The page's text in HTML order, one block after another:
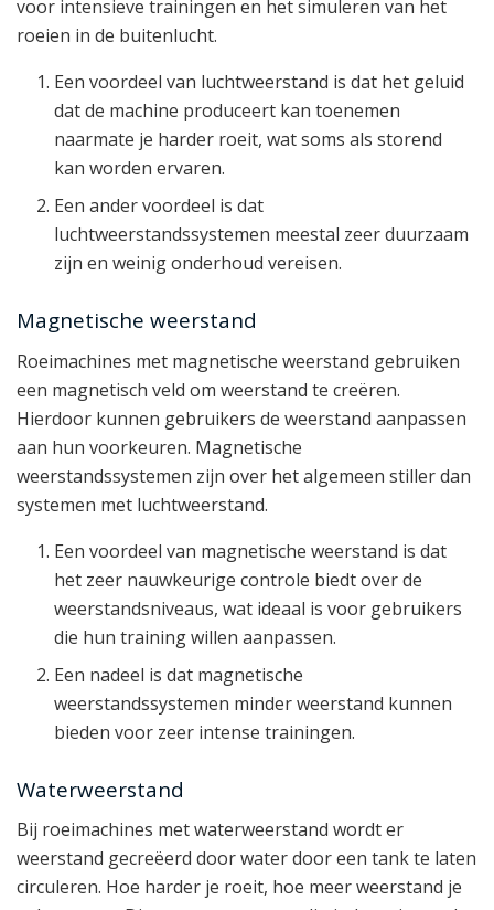
voor intensieve trainingen en het simuleren van het
roeien in de buitenlucht.
Een voordeel van luchtweerstand is dat het geluid
dat de machine produceert kan toenemen
naarmate je harder roeit, wat soms als storend
kan worden ervaren.
Een ander voordeel is dat
luchtweerstandssystemen meestal zeer duurzaam
zijn en weinig onderhoud vereisen.
Magnetische weerstand
Roeimachines met magnetische weerstand gebruiken
een magnetisch veld om weerstand te creëren.
Hierdoor kunnen gebruikers de weerstand aanpassen
aan hun voorkeuren. Magnetische
weerstandssystemen zijn over het algemeen stiller dan
systemen met luchtweerstand.
Een voordeel van magnetische weerstand is dat
het zeer nauwkeurige controle biedt over de
weerstandsniveaus, wat ideaal is voor gebruikers
die hun training willen aanpassen.
Een nadeel is dat magnetische
weerstandssystemen minder weerstand kunnen
bieden voor zeer intense trainingen.
Waterweerstand
Bij roeimachines met waterweerstand wordt er
weerstand gecreëerd door water door een tank te laten
circuleren. Hoe harder je roeit, hoe meer weerstand je